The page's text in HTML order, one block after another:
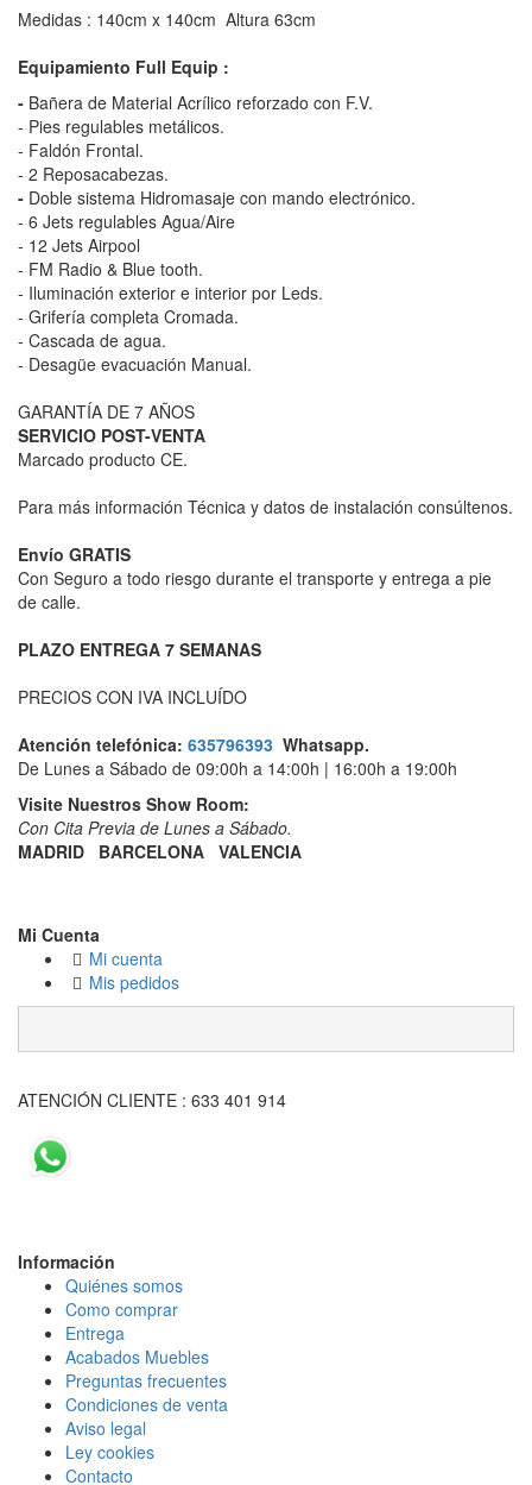
Medidas : 140cm x 140cm Altura 63cm
Equipamiento Full Equip :
- Bañera de Material Acrílico reforzado con F.V.
- Pies regulables metálicos.
- Faldón Frontal.
- 2 Reposacabezas.
- Doble sistema Hidromasaje con mando electrónico.
- 6 Jets regulables Agua/Aire
- 12 Jets Airpool
- FM Radio & Blue tooth.
- Iluminación exterior e interior por Leds.
- Grifería completa Cromada.
- Cascada de agua.
- Desagüe evacuación Manual.
GARANTÍA DE 7 AÑOS
SERVICIO POST-VENTA
Marcado producto CE.
Para más información Técnica y datos de instalación consúltenos.
Envío GRATIS
Con Seguro a todo riesgo durante el transporte y entrega a pie
de calle.
PLAZO ENTREGA 7 SEMANAS
PRECIOS CON IVA INCLUÍDO
Atención telefónica: 635796393 Whatsapp.
De Lunes a Sábado de 09:00h a 14:00h | 16:00h a 19:00h
Visite Nuestros Show Room:
​Con Cita Previa de Lunes a Sábado.
MADRID BARCELONA VALENCIA
Mi Cuenta
Mi cuenta
Mis pedidos
ATENCIÓN CLIENTE : 633 401 914
Información
Quiénes somos
Como comprar
Entrega
Acabados Muebles
Preguntas frecuentes
Condiciones de venta
Aviso legal
Ley cookies
Contacto